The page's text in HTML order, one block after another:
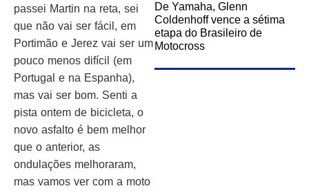
passei Martin na reta, sei
que não vai ser fácil, em
Portimão e Jerez vai ser um
pouco menos difícil (em
Portugal e na Espanha),
mas vai ser bom. Senti a
pista ontem de bicicleta, o
novo asfalto é bem melhor
que o anterior, as
ondulações melhoraram,
mas vamos ver com a moto
De Yamaha, Glenn
Coldenhoff vence a sétima
etapa do Brasileiro de
Motocross